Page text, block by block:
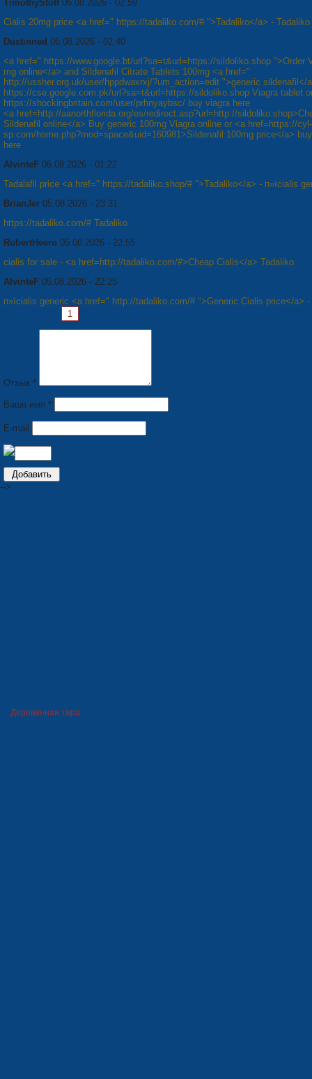
TimothyStoff 06.08.2026 - 02:59
Cialis 20mg price <a href=" https://tadaliko.com/# ">Tadaliko</a> - Tadaliko
Dustinned 06.08.2026 - 02:40
<a href=" https://www.google.bt/url?sa=t&url=https://sildoliko.shop ">Order
mg online</a> and Sildenafil Citrate Tablets 100mg <a href="
http://ussher.org.uk/user/hppdwaxrxj/?um_action=edit ">generic sildenafil</
https://cse.google.com.pk/url?sa=t&url=https://sildoliko.shop Viagra tablet
https://shockingbritain.com/user/prhnyaybsc/ buy viagra here
<a href=http://aanorthflorida.org/es/redirect.asp?url=http://
Sildenafil online</a> Buy generic 100mg Viagra online or <a href=https://cyl-
sp.com/home.php?mod=space&uid=160981>Sildenafil 100mg price</a>
here
AlvinteF 06.08.2026 - 01:22
Tadalafil price <a href=" https://tadaliko.shop/# ">Tadaliko</a> - п»їcialis
BrianJer 05.08.2026 - 23:31
https://tadaliko.com/# Tadaliko
RobertHeero 05.08.2026 - 22:55
cialis for sale - <a href=http://tadaliko.com/#>Cheap Cialis</a> Tadaliko
AlvinteF 05.08.2026 - 22:25
п»їcialis generic <a href=" http://tadaliko.com/# ">Generic Cialis price</a> -
1
Отзыв *
Ваше имя *
E-mail
-->
Деревянная тара